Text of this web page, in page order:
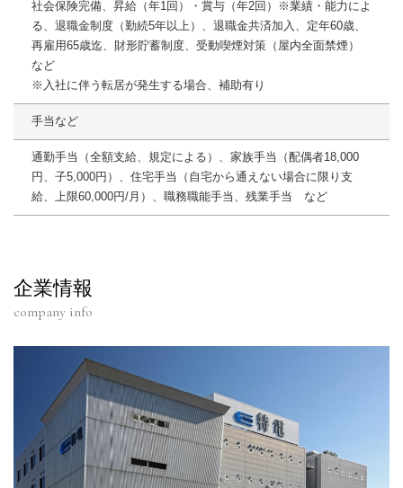
社会保険完備、昇給（年1回）・賞与（年2回）※業績・能力によ
る、退職金制度（勤続5年以上）、退職金共済加入、定年60歳、
再雇用65歳迄、財形貯蓄制度、受動喫煙対策（屋内全面禁煙）
など
※入社に伴う転居が発生する場合、補助有り
手当など
通勤手当（全額支給、規定による）、家族手当（配偶者18,000
円、子5,000円）、住宅手当（自宅から通えない場合に限り支
給、上限60,000円/月）、職務職能手当、残業手当 など
企業情報
company info